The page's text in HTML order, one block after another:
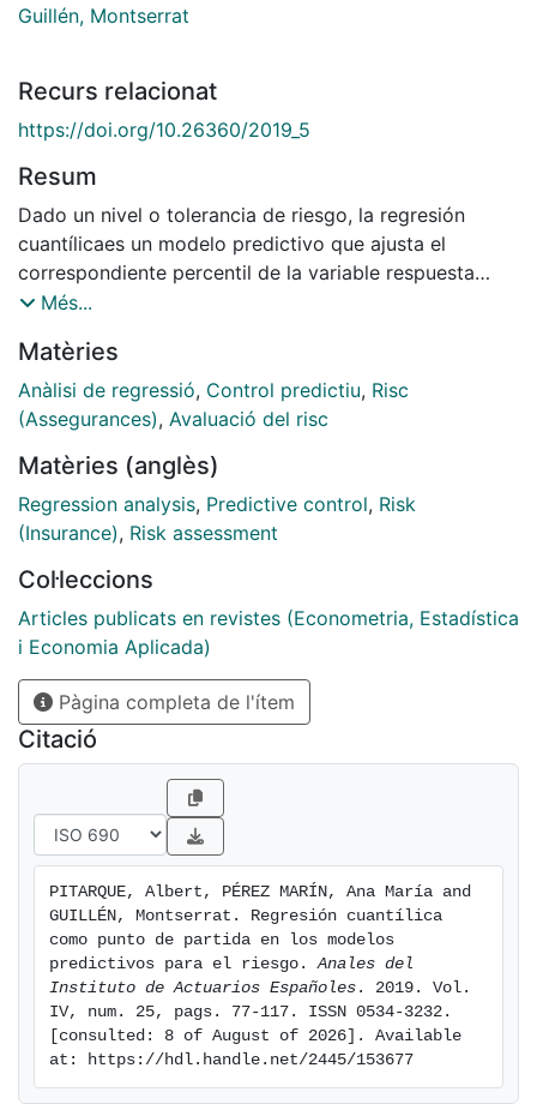
Guillén, Montserrat
Recurs relacionat
https://doi.org/10.26360/2019_5
Resum
Dado un nivel o tolerancia de riesgo, la regresión
cuantílicaes un modelo predictivo que ajusta el
correspondiente percentil de la variable respuesta
continua. Fijado un determinado valor porcentual, se
distribución acumulada hasta ese nivel de la variable
dependiente. En este artículomostramos cómo puede
utilizarse esta metodologíaen el análisis de datos en el
la regresión cuantílica inspirada en la necesidad de
predecir la esperanza de la cola condicional. Para ello
se han desarrollado rutinas específicas en R y se ha
aproximación de los errores estándar. La principal
conclusión es que este tipo de modelos permite
analizar qué factores inciden en el riesgodeaccidentey
pueden ser utilizados para mitigarlo o para valorarlo
en el ámbito asegurador.
Més...
Matèries
Anàlisi de regressió, Control predictiu, Risc
(Assegurances), Avaluació del risc
Matèries (anglès)
Regression analysis, Predictive control, Risk
(Insurance), Risk assessment
Col·leccions
Articles publicats en revistes (Econometria, Estadística
i Economia Aplicada)
Pàgina completa de l'ítem
Citació
PITARQUE, Albert, PÉREZ MARÍN, Ana María and
GUILLÉN, Montserrat. Regresión cuantílica
como punto de partida en los modelos
predictivos para el riesgo. Anales del
Instituto de Actuarios Españoles . 2019. Vol.
IV, num. 25, pags. 77-117. ISSN 0534-3232.
[consulted: 8 of August of 2026]. Available
at: https://hdl.handle.net/2445/153677